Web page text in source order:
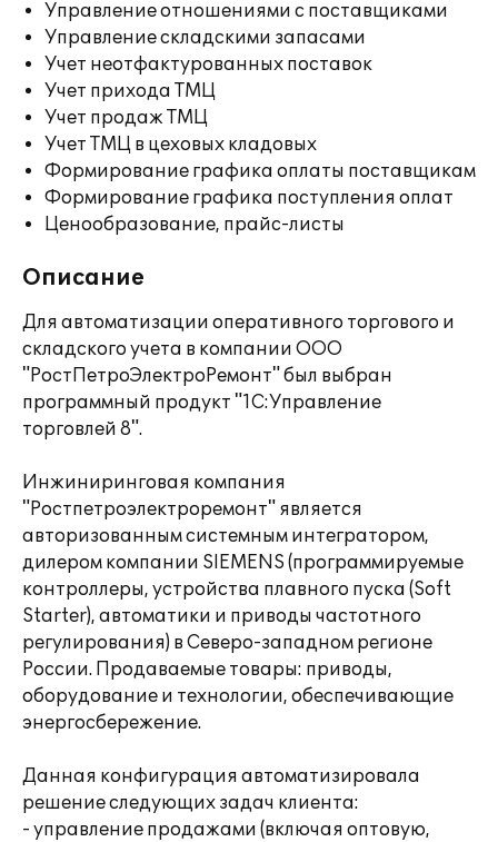
Управление отношениями с поставщиками
Управление складскими запасами
Учет неотфактурованных поставок
Учет прихода ТМЦ
Учет продаж ТМЦ
Учет ТМЦ в цеховых кладовых
Формирование графика оплаты поставщикам
Формирование графика поступления оплат
Ценообразование, прайс-листы
Описание
Для автоматизации оперативного торгового и
складского учета в компании ООО
"РостПетроЭлектроРемонт" был выбран
программный продукт "1С:Управление
торговлей 8".
Инжиниринговая компания
"Ростпетроэлектроремонт" является
авторизованным системным интегратором,
дилером компании SIEMENS (программируемые
контроллеры, устройства плавного пуска (Soft
Starter), автоматики и приводы частотного
регулирования) в Северо-западном регионе
России. Продаваемые товары: приводы,
оборудование и технологии, обеспечивающие
энергосбережение.
Данная конфигурация автоматизировала
решение следующих задач клиента:
- управление продажами (включая оптовую,